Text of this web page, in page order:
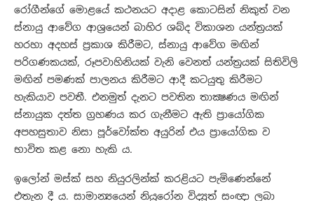
රෝගීන්ගේ මොළයේ කථනයට අදාළ කොටසින් නිකුත් වන
ස්නායු ආවේග ආශ්‍රයෙන් බාහිර ශබ්ද විකාශන යන්ත්‍රයක්
හරහා අදහස් ප්‍රකාශ කිරීමට, ස්නායු ආවේග මඟින්
පරිගණකයක්, රූපවාහිනියක් වැනි වෙනත් යන්ත්‍රයක් සිතිවිලි
මඟින් පමණක් පාලනය කිරීමට ආදී කටයුතු කිරීමට
හැකියාව පවතී. එනමුත් දැනට පවතින තාක්‍ෂණය මඟින්
ස්නායුක දත්ත ග්‍රහණය කර ගැනීමට ඇති ප්‍රායෝගික
අපහසුතාව නිසා පූර්වෝක්ත අයුරින් එය ප්‍රායෝගික ව
භාවිත කළ නො හැකි ය.
ඉලෝන් මස්ක් සහ නියුරලින්ක් කරළියට පැමිණෙන්නේ
එතැන දී ය. සාමාන්‍යයෙන් නියුරෝන විද්‍යුත් සංඥා ලබා